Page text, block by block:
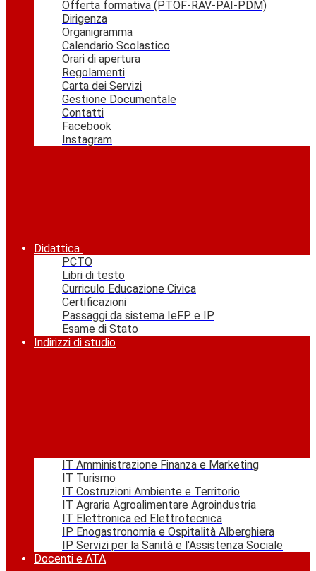
Offerta formativa (PTOF-RAV-PAI-PDM)
Dirigenza
Organigramma
Calendario Scolastico
Orari di apertura
Regolamenti
Carta dei Servizi
Gestione Documentale
Contatti
Facebook
Instagram
Didattica
PCTO
Libri di testo
Curriculo Educazione Civica
Certificazioni
Passaggi da sistema IeFP e IP
Esame di Stato
Indirizzi di studio
IT Amministrazione Finanza e Marketing
IT Turismo
IT Costruzioni Ambiente e Territorio
IT Agraria Agroalimentare Agroindustria
IT Elettronica ed Elettrotecnica
IP Enogastronomia e Ospitalità Alberghiera
IP Servizi per la Sanità e l'Assistenza Sociale
Docenti e ATA